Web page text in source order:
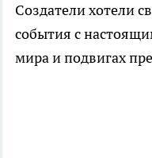
Создатели хотели
события с
мира и подвигах